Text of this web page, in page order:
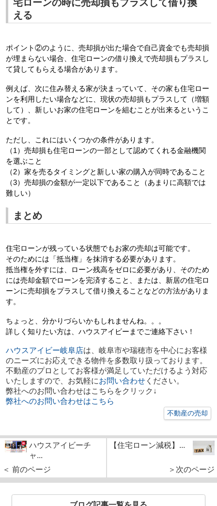
宅ローンの時に売却損もプラスして借り換
える
ポイント②のように、売却損が出た場合で自己資金でも売却損
が埋まらない場合、住宅ローンの借り換えで売却損もプラスし
て貸してもらえる場合があります。
例えば、次に住み替える家が決まっていて、その家も住宅ロー
ンを利用したい場合などに、現状の売却損もプラスして（増額
して）、新しいお家の住宅ローンを組むことが出来るというこ
とです。
ただし、これにはいくつかの条件があります。
（1）売却損も住宅ローンの一部として認めてくれる金融機関
を選ぶこと
（2）家を売るタイミングと新しい家の購入が同時であること
（3）売却損の金額が一定以下であること（あまりに高額では
難しい）
まとめ
住宅ローンが残っている状態でもお家の売却は可能です。
そのためには「抵当権」を抹消する必要があります。
抵当権を外すには、ローン残高をゼロに必要があり、そのため
には売却金額でローンを完済すること、または、新居の住宅ロ
ーンに売却損をプラスして借り換えることなどの方法がありま
す。
ちょっと、分かりづらいかもしれませんね。。。
詳しく知りたい方は、ハウスアイビーまでご連絡下さい！
ハウスアイビー岐阜店は、岐阜市や瑞穂市を中心にお客様
のニーズにお応えできる物件を多数取り扱っております。
不動産のプロとしてお客様が満足していただけるよう対応
いたしますので、お気軽にお問い合わせください。
弊社へのお問い合わせはこちらをクリック↓
弊社へのお問い合わせはこちら
不動産の売却
ハウスアイビーチ
ャ...
＜ 前のページ
【住宅ローン減税】...
＞次のページ